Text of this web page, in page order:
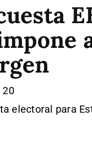
20
electoral para